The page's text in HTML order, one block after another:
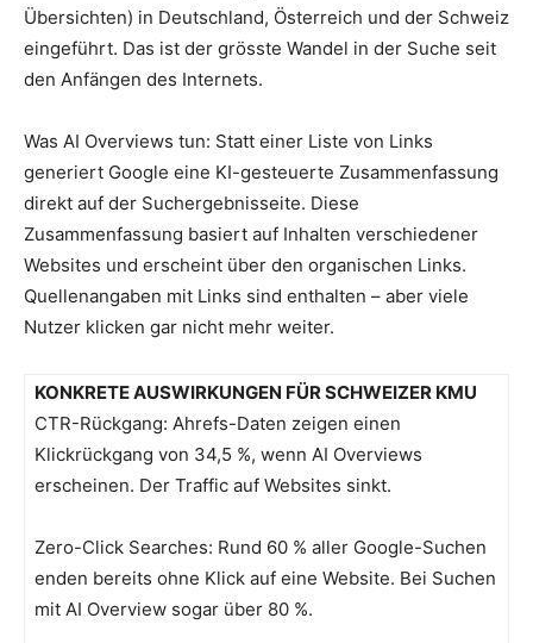
Übersichten) in Deutschland, Österreich und der Schweiz
eingeführt. Das ist der grösste Wandel in der Suche seit
den Anfängen des Internets.
Was AI Overviews tun: Statt einer Liste von Links
generiert Google eine KI-gesteuerte Zusammenfassung
direkt auf der Suchergebnisseite. Diese
Zusammenfassung basiert auf Inhalten verschiedener
Websites und erscheint über den organischen Links.
Quellenangaben mit Links sind enthalten – aber viele
Nutzer klicken gar nicht mehr weiter.
KONKRETE AUSWIRKUNGEN FÜR SCHWEIZER KMU
CTR-Rückgang: Ahrefs-Daten zeigen einen
Klickrückgang von 34,5 %, wenn AI Overviews
erscheinen. Der Traffic auf Websites sinkt.
Zero-Click Searches: Rund 60 % aller Google-Suchen
enden bereits ohne Klick auf eine Website. Bei Suchen
mit AI Overview sogar über 80 %.